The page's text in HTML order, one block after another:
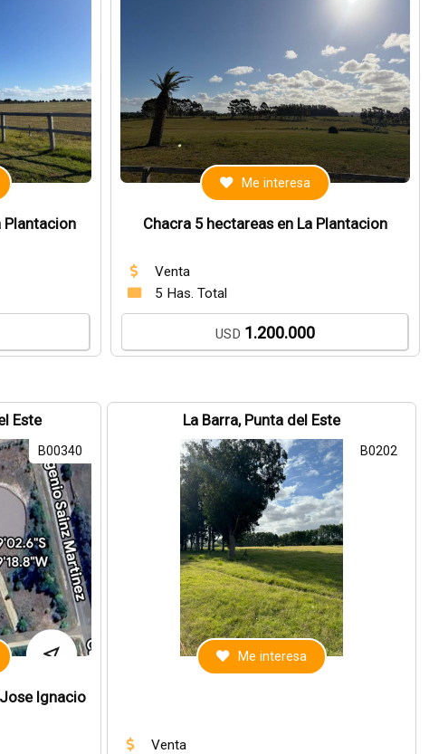
Plantacion
Me interesa
Chacra 5 hectareas en La Plantacion
Venta
5 Has. Total
USD 1.200.000
Este
B00340
Ignacio
La Barra, Punta del Este
B0202
Me interesa
Venta